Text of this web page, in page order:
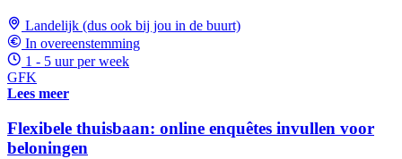
Landelijk (dus ook bij jou in de buurt)
In overeenstemming
1 - 5 uur per week
GFK
Lees meer
Flexibele thuisbaan: online enquêtes invullen voor
beloningen